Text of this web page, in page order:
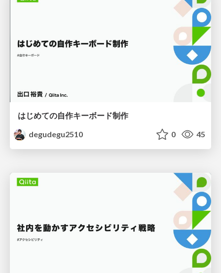
はじめての自作キーボード制作
degudegu2510
0 45